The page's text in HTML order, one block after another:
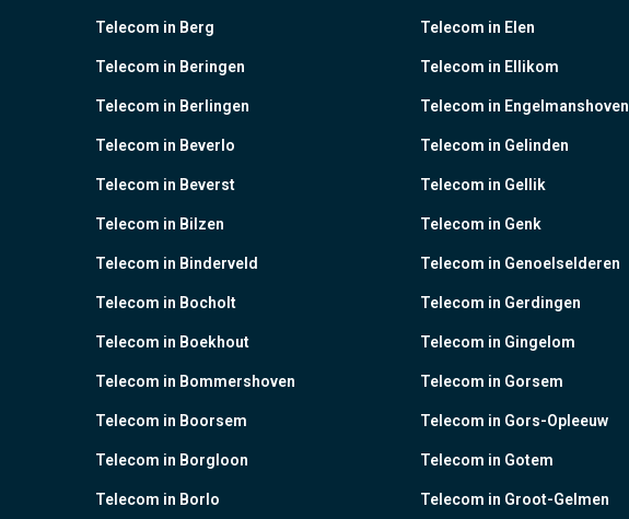
Telecom in Berg
Telecom in Beringen
Telecom in Berlingen
Telecom in Beverlo
Telecom in Beverst
Telecom in Bilzen
Telecom in Binderveld
Telecom in Bocholt
Telecom in Boekhout
Telecom in Bommershoven
Telecom in Boorsem
Telecom in Borgloon
Telecom in Borlo
Telecom in Elen
Telecom in Ellikom
Telecom in Engelmanshoven
Telecom in Gelinden
Telecom in Gellik
Telecom in Genk
Telecom in Genoelselderen
Telecom in Gerdingen
Telecom in Gingelom
Telecom in Gorsem
Telecom in Gors-Opleeuw
Telecom in Gotem
Telecom in Groot-Gelmen